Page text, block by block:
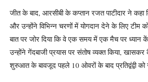
जीत के बाद, आरसीबी के कप्तान रजत पाटीदार ने
और उन्होंने विभिन्न चरणों में योगदान देने के लिए टीम
बात पर जोर दिया कि वे एक समय में एक मैच पर ध्यान
उन्होंने गेंदबाजी प्रयास पर संतोष व्यक्त किया,
शुरुआत के बावजूद पहले 10 ओवरों के बाद प्रतिद्वंद्वी को